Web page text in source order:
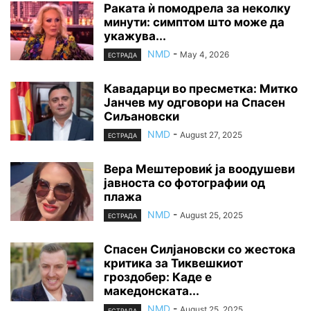
Раката ѝ помодрела за неколку
минути: симптом што може да
укажува...
ЕСТРАДА NMD - May 4, 2026
Кавадарци во пресметка: Митко
Јанчев му одговори на Спасен
Сиљановски
ЕСТРАДА NMD - August 27, 2025
Вера Мештеровиќ ја воодушеви
јавноста со фотографии од
плажа
ЕСТРАДА NMD - August 25, 2025
Спасен Силјановски со жестока
критика за Тиквешкиот
гроздобер: Каде е
македонската...